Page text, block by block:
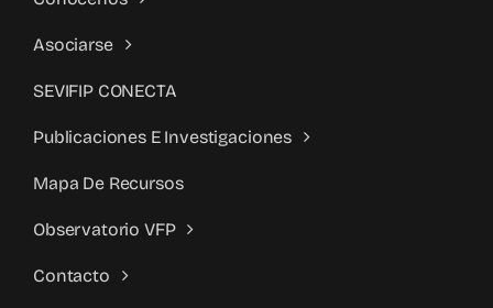
Asociarse
SEVIFIP CONECTA
Publicaciones E Investigaciones
Mapa De Recursos
Observatorio VFP
Contacto